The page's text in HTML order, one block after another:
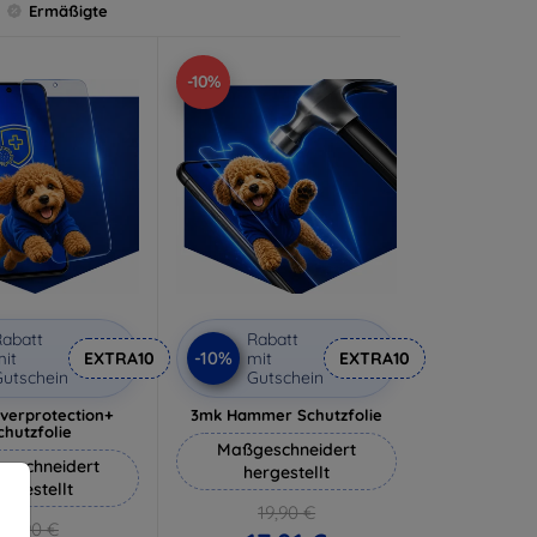
Ermäßigte
EXTRA10
18,90 €
-10%
-10%
Rabatt
mit
Gutschein
EXTRA10
3mk Hammer Schutzfolie
Maßgeschneidert
hergestellt
19,90 €